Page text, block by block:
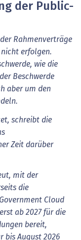
der Public-
Rahmenverträge
erfolgen.
wie die
Beschwerde
aber um den
schreibt die
Zeit darüber
mit der
die
Cloud
ab 2027 für die
bereit,
bis August 2026